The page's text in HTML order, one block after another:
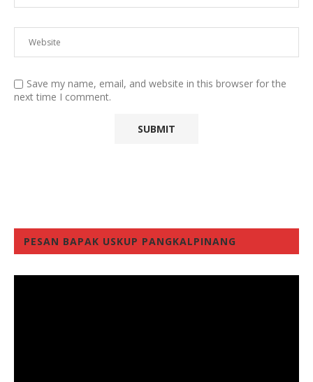
Save my name, email, and website in this browser for the
next time I comment.
PESAN BAPAK USKUP PANGKALPINANG